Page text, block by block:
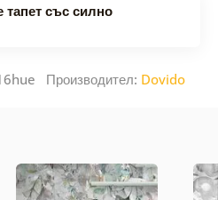
със силно
Производител: Dovido